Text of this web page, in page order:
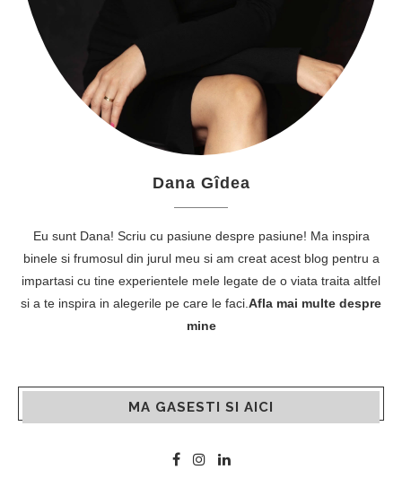
Dana Gîdea
Eu sunt Dana! Scriu cu pasiune despre pasiune! Ma inspira
binele si frumosul din jurul meu si am creat acest blog pentru a
impartasi cu tine experientele mele legate de o viata traita altfel
si a te inspira in alegerile pe care le faci. Afla mai multe despre
mine
MA GASESTI SI AICI